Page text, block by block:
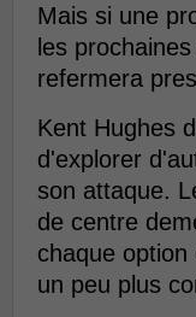
Mais si une
les
refermera
Kent Hughes
d'explorer
son attaque.
de centre
chaque
un peu plus